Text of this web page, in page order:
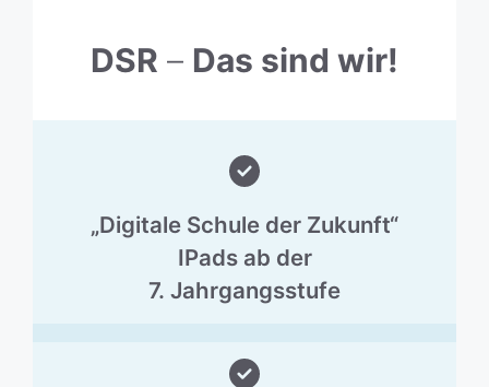
DSR – Das sind wir!
„Digitale Schule der Zukunft“
IPads ab der
7. Jahrgangsstufe